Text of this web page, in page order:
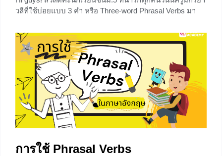
วลีที่ใช้บ่อยแบบ 3 คำ หรือ Three-word Phrasal Verbs มา
ศัพท์Three-word Phrasal Verbs ต้องรู้ ask somebody out
ชวนออกเดท/ชวนออกไปข้างนอก add up to something ทำให้
สมน้ำสมเนื้อ/ทำให้เท่ากัน back something up
0
การใช้ Phrasal Verbs